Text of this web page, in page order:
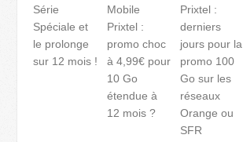
Série
Spéciale et
le prolonge
sur 12 mois !
Mobile
Prixtel :
promo choc
à 4,99€ pour
10 Go
étendue à
12 mois ?
Prixtel :
derniers
jours pour la
promo 100
Go sur les
réseaux
Orange ou
SFR